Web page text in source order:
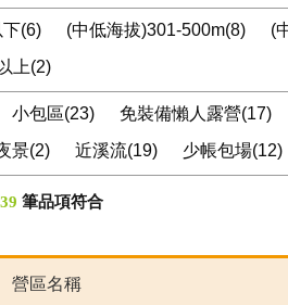
(6) (中低海拔)301-500m(8) (
上(2)
小包區(23) 免裝備懶人露營(17)
景(2) 近溪流(19) 少帳包場(12)
39 筆品項符合
營區名稱